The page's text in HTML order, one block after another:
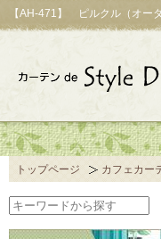
【AH-471】 ピルクル（オー
トップページ カフェカー